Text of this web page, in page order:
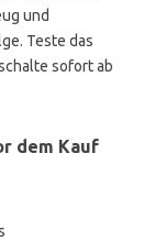
und
Teste das
sofort ab
dem Kauf